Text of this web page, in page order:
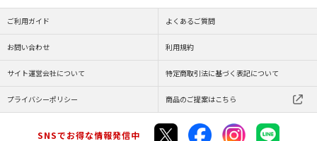
ご利用ガイド よくあるご質問
お問い合わせ 利用規約
サイト運営会社について 特定商取引法に基づく表記について
プライバシーポリシー 商品のご提案はこちら
SNSでお得な情報発信中